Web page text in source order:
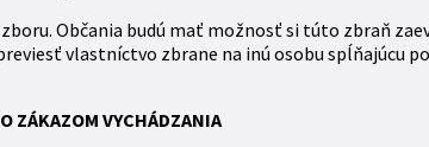
Občania budú mať možnosť si túto zbraň
vlastníctvo zbrane na inú osobu spĺňajúcu
ZÁKAZOM VYCHÁDZANIA